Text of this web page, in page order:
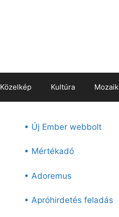
Közelkép Kultúra Mozaik
• Új Ember webbolt
• Mértékadó
• Adoremus
• Apróhirdetés feladás